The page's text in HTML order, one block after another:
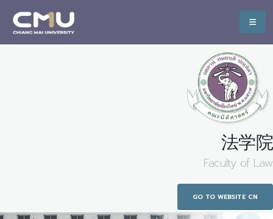
法学院
Faculty of Law
GO TO WEBSITE CN